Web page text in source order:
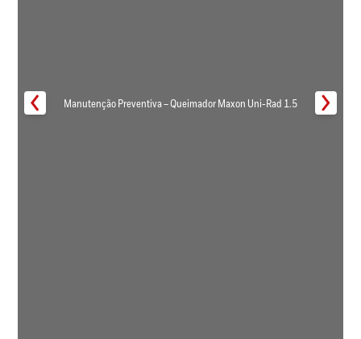
Manutenção Preventiva – Queimador Maxon Uni-Rad 1.5